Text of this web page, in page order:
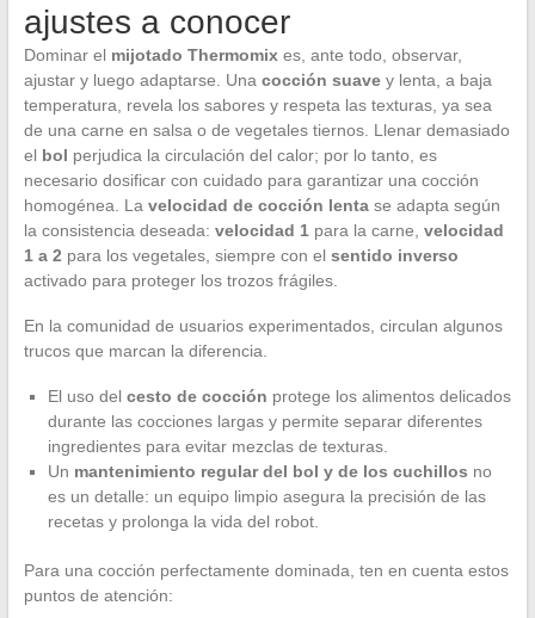
ajustes a conocer
Dominar el mijotado Thermomixes, ante todo, observar,
ajustar y luego adaptarse. Una cocción suavey lenta, a baja
temperatura, revela los sabores y respeta las texturas, ya sea
de una carne en salsa o de vegetales tiernos. Llenar demasiado
el bol perjudica la circulación del calor; por lo tanto, es
necesario dosificar con cuidado para garantizar una cocción
homogénea. La velocidad de cocción lentase adapta según
la consistencia deseada: velocidad 1 para la carne, velocidad
1 a 2 para los vegetales, siempre con el sentido inverso
activado para proteger los trozos frágiles.
En la comunidad de usuarios experimentados, circulan algunos
trucos que marcan la diferencia.
El uso del cesto de cocción protege los alimentos delicados
durante las cocciones largas y permite separar diferentes
ingredientes para evitar mezclas de texturas.
Un mantenimiento regular del bol y de los cuchillos no
es un detalle: un equipo limpio asegura la precisión de las
recetas y prolonga la vida del robot.
Para una cocción perfectamente dominada, ten en cuenta estos
puntos de atención: